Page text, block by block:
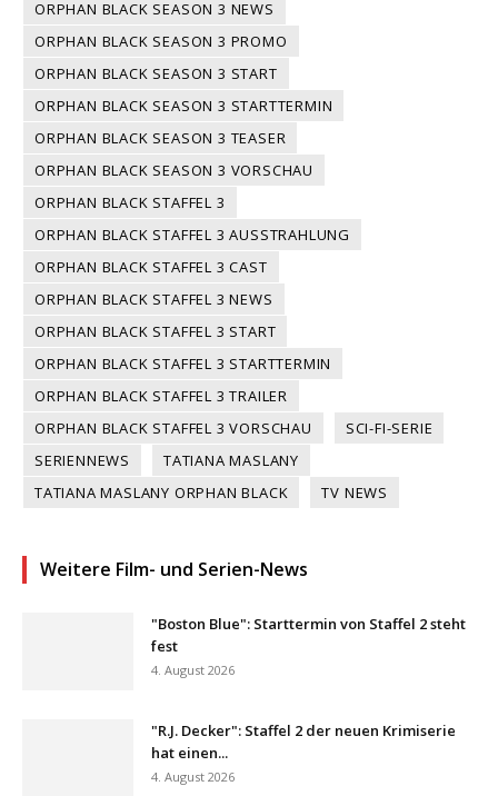
ORPHAN BLACK SEASON 3 NEWS
ORPHAN BLACK SEASON 3 PROMO
ORPHAN BLACK SEASON 3 START
ORPHAN BLACK SEASON 3 STARTTERMIN
ORPHAN BLACK SEASON 3 TEASER
ORPHAN BLACK SEASON 3 VORSCHAU
ORPHAN BLACK STAFFEL 3
ORPHAN BLACK STAFFEL 3 AUSSTRAHLUNG
ORPHAN BLACK STAFFEL 3 CAST
ORPHAN BLACK STAFFEL 3 NEWS
ORPHAN BLACK STAFFEL 3 START
ORPHAN BLACK STAFFEL 3 STARTTERMIN
ORPHAN BLACK STAFFEL 3 TRAILER
ORPHAN BLACK STAFFEL 3 VORSCHAU
SCI-FI-SERIE
SERIENNEWS
TATIANA MASLANY
TATIANA MASLANY ORPHAN BLACK
TV NEWS
Weitere Film- und Serien-News
"Boston Blue": Starttermin von Staffel 2 steht
fest
4. August 2026
"R.J. Decker": Staffel 2 der neuen Krimiserie
hat einen...
4. August 2026